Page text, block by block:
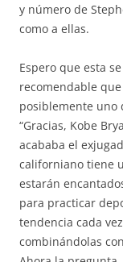
y número de
como a ellas.
Espero que esta
recomendable
posiblemente uno
“Gracias, Kobe
acababa el
californiano tiene
estarán
para practicar
tendencia cada
combinándolas